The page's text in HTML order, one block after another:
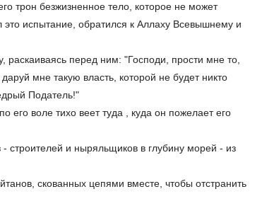
трон безжизненное тело, которое не может
испытание, обратился к Аллаху Всевышнему и
раскаиваясь перед ним: "Господи, прости мне то,
мне такую власть, которой не будет никто
Податель!"
его воле тихо веет туда , куда он пожелает его
и ныряльщиков в глубину морей - из
скованных цепями вместе, чтобы отстранить